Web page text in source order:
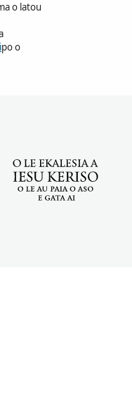
o latou
po o